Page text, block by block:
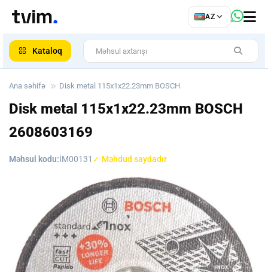
AZ
Kataloq
Ana səhifə Disk metal 115x1x22.23mm BOSCH
Disk metal 115x1x22.23mm BOSCH
2608603169
Məhsul kodu:İM00131 ✓ Məhdud saydadır